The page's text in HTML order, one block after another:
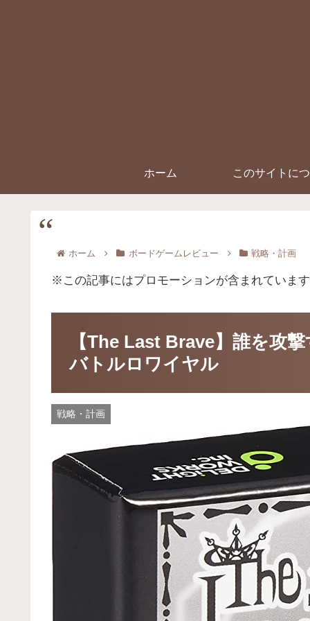
ホーム このサイトに
ホーム ボードゲームレビュー 戦略・計画
※この記事にはプロモーションが含まれていま
【The Last Brave】誰を攻
バトルロワイヤル
戦略・計画